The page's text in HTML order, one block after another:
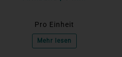
Pro Einheit
Mehr lesen